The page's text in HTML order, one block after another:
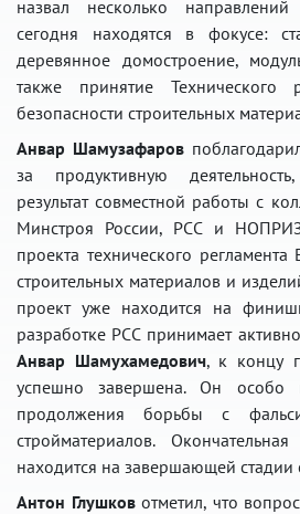
назвал несколько
сегодня находятся в фокусе:
деревянное домостроение,
также принятие Технического
безопасности строительных
Анвар Шамузафаров
за продуктивную
результат совместной работы с
Минстроя России, РСС и
проекта технического
строительных материалов и
проект уже находится на
разработке РСС принимает
Анвар Шамухамедович, к концу
успешно завершена. Он особо
продолжения борьбы с
стройматериалов.
находится на завершающей стадии
Антон Глушковотметил, что